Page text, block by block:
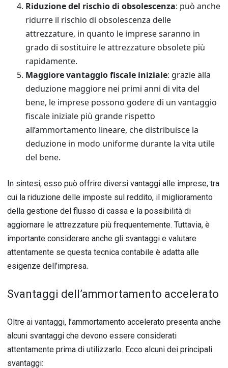
Riduzione del rischio di obsolescenza: può anche
ridurre il rischio di obsolescenza delle
attrezzature, in quanto le imprese saranno in
grado di sostituire le attrezzature obsolete più
rapidamente.
Maggiore vantaggio fiscale iniziale: grazie alla
deduzione maggiore nei primi anni di vita del
bene, le imprese possono godere di un vantaggio
fiscale iniziale più grande rispetto
all’ammortamento lineare, che distribuisce la
deduzione in modo uniforme durante la vita utile
del bene.
In sintesi, esso può offrire diversi vantaggi alle imprese, tra
cui la riduzione delle imposte sul reddito, il miglioramento
della gestione del flusso di cassa e la possibilità di
aggiornare le attrezzature più frequentemente. Tuttavia, è
importante considerare anche gli svantaggi e valutare
attentamente se questa tecnica contabile è adatta alle
esigenze dell’impresa.
Svantaggi dell’ammortamento accelerato
Oltre ai vantaggi, l’ammortamento accelerato presenta anche
alcuni svantaggi che devono essere considerati
attentamente prima di utilizzarlo. Ecco alcuni dei principali
svantaggi: